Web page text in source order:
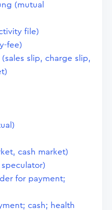
(mutual
file)
fee)
slip, charge slip,
cash market)
for payment;
cash; health